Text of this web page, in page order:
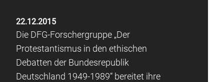
22.12.2015
Die DFG-Forschergruppe „Der
Protestantismus in den ethischen
Debatten der Bundesrepublik
Deutschland 1949-1989“ bereitet ihre